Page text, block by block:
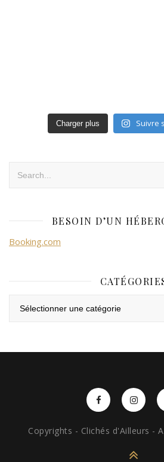
Charger plus Suivre
BESOIN D’UN
Booking.com
Copyrights - Clichés d'Ailleurs -